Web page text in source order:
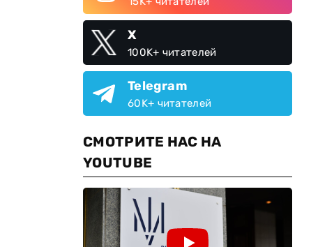
X
100K+ читателей
Telegram
60K+ читателей
СМОТРИТЕ НАС НА
YOUTUBE